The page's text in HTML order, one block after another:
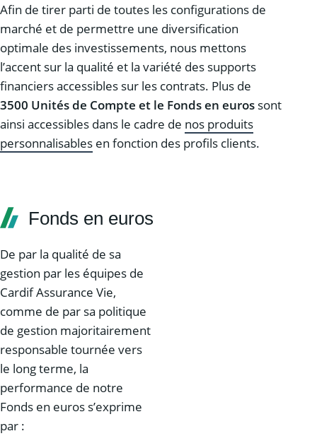
Afin de tirer parti de toutes les configurations de
marché et de permettre une diversification
optimale des investissements, nous mettons
l’accent sur la qualité et la variété des supports
financiers accessibles sur les contrats. Plus de
3500 Unités de Compte et le Fonds en euros sont
ainsi accessibles dans le cadre de nos produits
personnalisables en fonction des profils clients.
Fonds en euros
De par la qualité de sa
gestion par les équipes de
Cardif Assurance Vie,
comme de par sa politique
de gestion majoritairement
responsable tournée vers
le long terme, la
performance de notre
Fonds en euros s’exprime
par :